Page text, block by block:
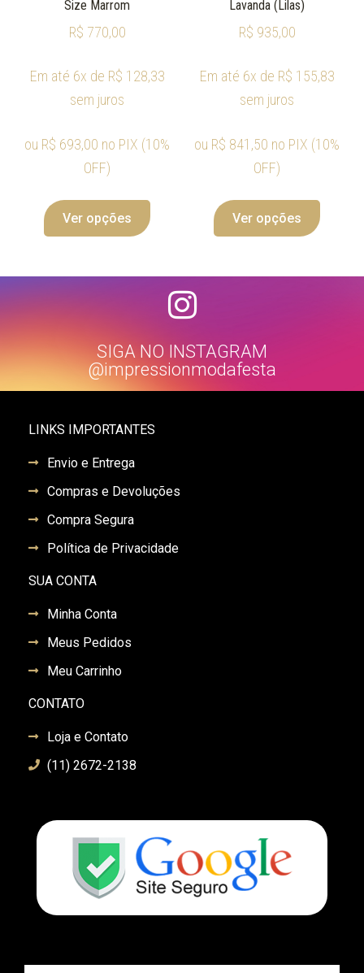
Size Marrom
R$ 770,00
Em até 6x de R$ 128,33
sem juros
ou R$ 693,00 no PIX (10%
OFF)
Ver opções
Lavanda (Lilas)
R$ 935,00
Em até 6x de R$ 155,83
sem juros
ou R$ 841,50 no PIX (10%
OFF)
Ver opções
SIGA NO INSTAGRAM
@impressionmodafesta
LINKS IMPORTANTES
Envio e Entrega
Compras e Devoluções
Compra Segura
Política de Privacidade
SUA CONTA
Minha Conta
Meus Pedidos
Meu Carrinho
CONTATO
Loja e Contato
(11) 2672-2138